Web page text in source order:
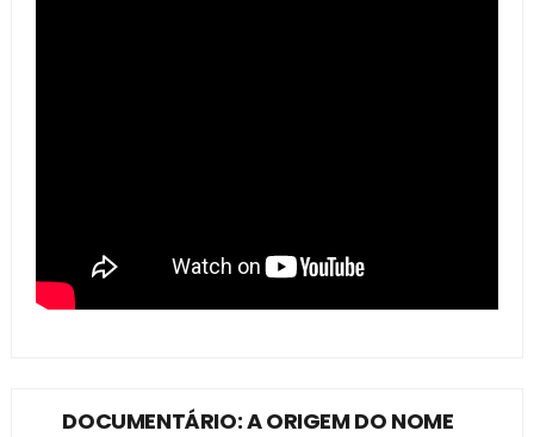
DOCUMENTÁRIO: A ORIGEM DO NOME